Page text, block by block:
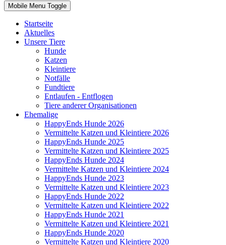
Mobile Menu Toggle
Startseite
Aktuelles
Unsere Tiere
Hunde
Katzen
Kleintiere
Notfälle
Fundtiere
Entlaufen - Entflogen
Tiere anderer Organisationen
Ehemalige
HappyEnds Hunde 2026
Vermittelte Katzen und Kleintiere 2026
HappyEnds Hunde 2025
Vermittelte Katzen und Kleintiere 2025
HappyEnds Hunde 2024
Vermittelte Katzen und Kleintiere 2024
HappyEnds Hunde 2023
Vermittelte Katzen und Kleintiere 2023
HappyEnds Hunde 2022
Vermittelte Katzen und Kleintiere 2022
HappyEnds Hunde 2021
Vermittelte Katzen und Kleintiere 2021
HappyEnds Hunde 2020
Vermittelte Katzen und Kleintiere 2020